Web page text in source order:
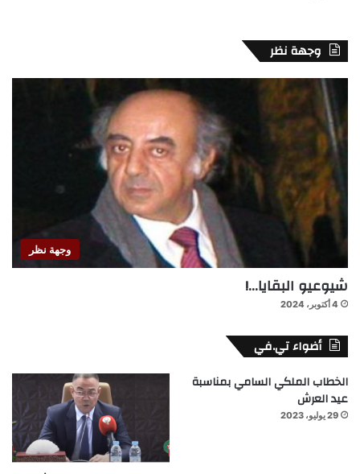
وجهة نظر
وجهة نظر
شيوعيو البقايا…!
4 أكتوبر، 2024
أضواء تي.في
الخطاب الملكي السامي بمناسبة
عيد العرش
29 يوليو، 2023